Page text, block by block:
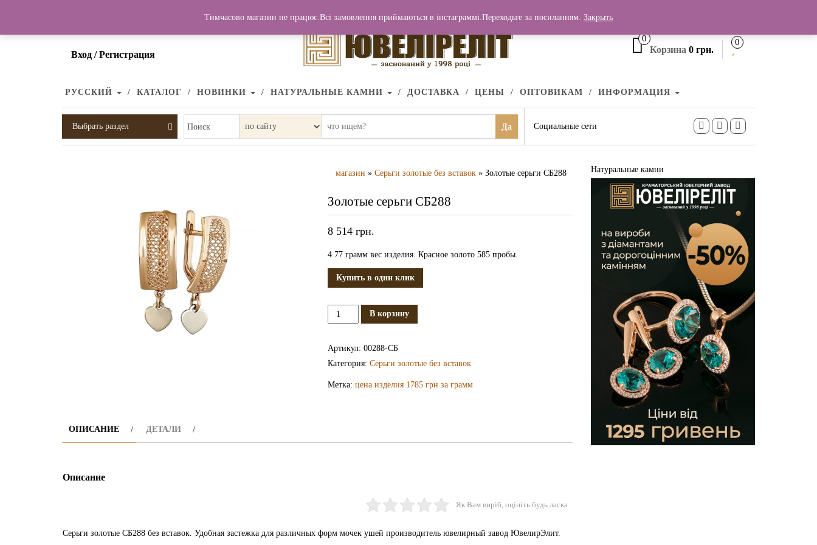
Вход / Регистрация
0
Корзина 0 грн.
0
РУССКИЙ КАТАЛОГ НОВИНКИ НАТУРАЛЬНЫЕ КАМНИ ДОСТАВКА ЦЕНЫ ОПТОВИКАМ ИНФОРМАЦИЯ
Выбрать раздел Поиск Да Социальные сети
магазин » Серьги золотые без вставок » Золотые серьги СБ288
Золотые серьги СБ288
8 514 грн.
4.77 грамм вес изделия. Красное золото 585 пробы.
Купить в один клик
Количество
Золотые
В корзину
Артикул: 00288-СБ
Категория: Серьги золотые без вставок
Метка: цена изделия 1785 грн за грамм
ОПИСАНИЕ ДЕТАЛИ
Описание
Як Вам виріб, оцініть будь ласка
Серьги золотые СБ288 без вставок. Удобная застежка для различных форм мочек ушей производитель ювелирный завод ЮвелирЭлит.
Натуральные камни
Тимчасово магазин не працює.Всі замовлення приймаються в інстаграммі.Переходьте за посиланням. Закрыть